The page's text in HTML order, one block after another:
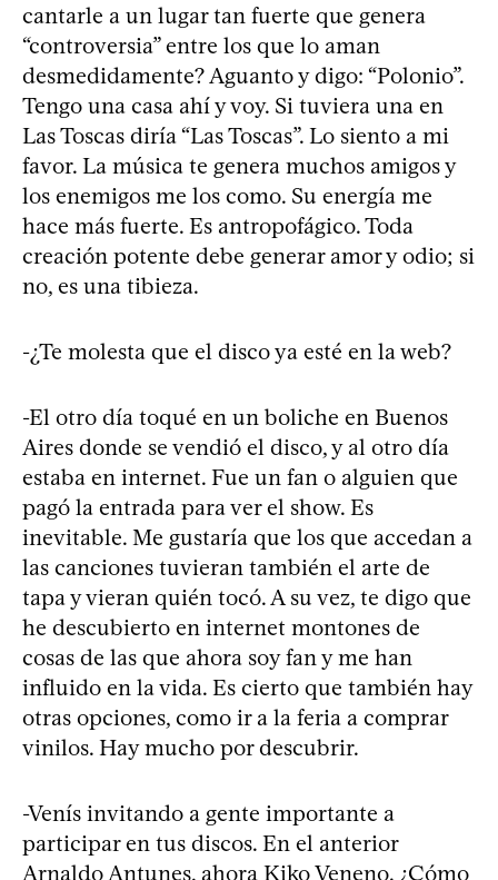
cantarle a un lugar tan fuerte que genera
“controversia” entre los que lo aman
desmedidamente? Aguanto y digo: “Polonio”.
Tengo una casa ahí y voy. Si tuviera una en
Las Toscas diría “Las Toscas”. Lo siento a mi
favor. La música te genera muchos amigos y
los enemigos me los como. Su energía me
hace más fuerte. Es antropofágico. Toda
creación potente debe generar amor y odio; si
no, es una tibieza.
-¿Te molesta que el disco ya esté en la web?
-El otro día toqué en un boliche en Buenos
Aires donde se vendió el disco, y al otro día
estaba en internet. Fue un fan o alguien que
pagó la entrada para ver el show. Es
inevitable. Me gustaría que los que accedan a
las canciones tuvieran también el arte de
tapa y vieran quién tocó. A su vez, te digo que
he descubierto en internet montones de
cosas de las que ahora soy fan y me han
influido en la vida. Es cierto que también hay
otras opciones, como ir a la feria a comprar
vinilos. Hay mucho por descubrir.
-Venís invitando a gente importante a
participar en tus discos. En el anterior
Arnaldo Antunes, ahora Kiko Veneno. ¿Cómo